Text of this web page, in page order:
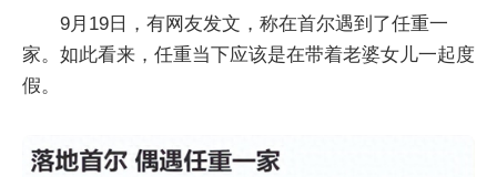
9月19日，有网友发文，称在首尔遇到了任重一
家。如此看来，任重当下应该是在带着老婆女儿一起度
假。